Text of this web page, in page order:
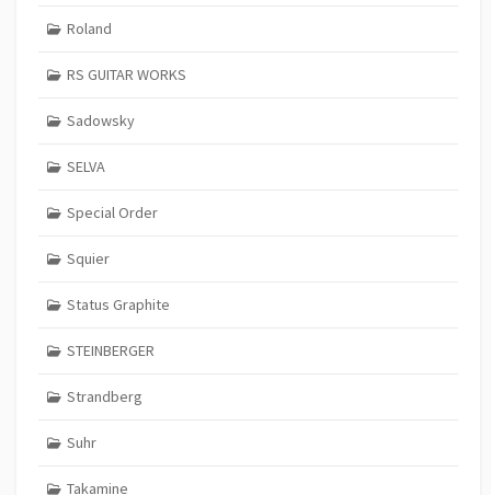
Roland
RS GUITAR WORKS
Sadowsky
SELVA
Special Order
Squier
Status Graphite
STEINBERGER
Strandberg
Suhr
Takamine